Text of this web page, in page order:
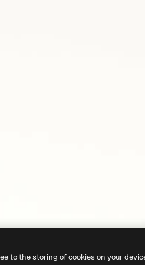
to the storing of cookies on your